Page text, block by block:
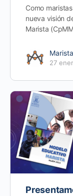
Como
nueva visión
Marista
27